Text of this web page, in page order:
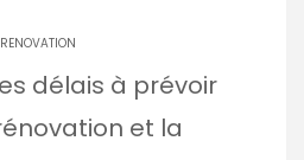
RENOVATION
délais à prévoir
et la